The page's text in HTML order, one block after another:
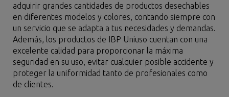
adquirir grandes cantidades de productos desechables
en diferentes modelos y colores, contando siempre con
un servicio que se adapta a tus necesidades y demandas.
Además, los productos de IBP Uniuso cuentan con una
excelente calidad para proporcionar la máxima
seguridad en su uso, evitar cualquier posible accidente y
proteger la uniformidad tanto de profesionales como
de clientes.